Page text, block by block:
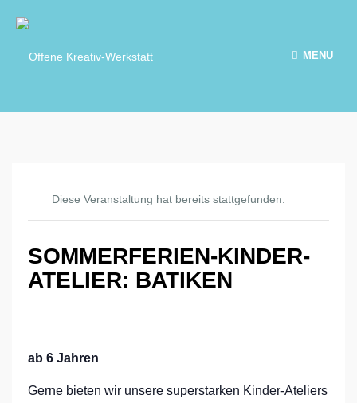
MENU
Diese Veranstaltung hat bereits stattgefunden.
SOMMERFERIEN-KINDER-
ATELIER: BATIKEN
ab 6 Jahren
Gerne bieten wir unsere superstarken Kinder-Ateliers